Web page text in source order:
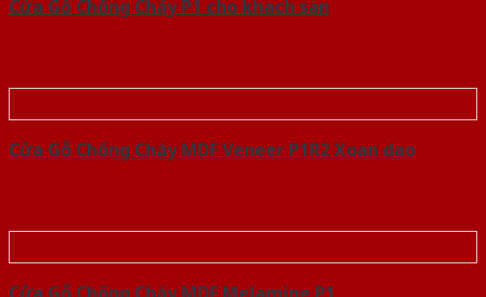
Cửa Gỗ Chống Cháy P1 cho khach san
Cửa Gỗ Chống Cháy MDF Veneer P1R2 Xoan dao